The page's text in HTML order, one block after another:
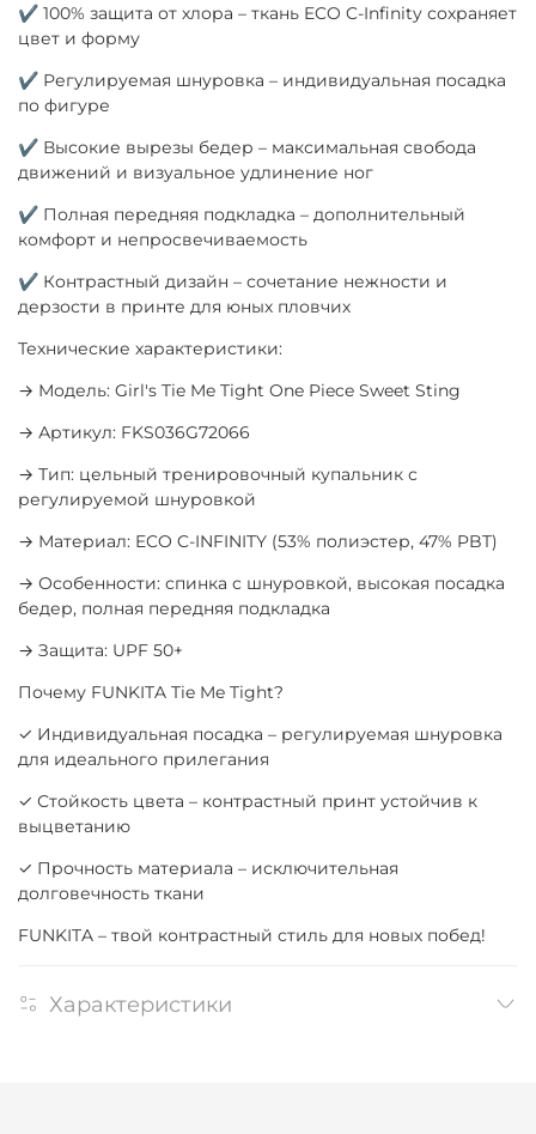
✔ 100% защита от хлора – ткань ECO C-Infinity сохраняет
цвет и форму
✔ Регулируемая шнуровка – индивидуальная посадка
по фигуре
✔ Высокие вырезы бедер – максимальная свобода
движений и визуальное удлинение ног
✔ Полная передняя подкладка – дополнительный
комфорт и непросвечиваемость
✔ Контрастный дизайн – сочетание нежности и
дерзости в принте для юных пловчих
Технические характеристики:
→ Модель: Girl's Tie Me Tight One Piece Sweet Sting
→ Артикул: FKS036G72066
→ Тип: цельный тренировочный купальник с
регулируемой шнуровкой
→ Материал: ECO C-INFINITY (53% полиэстер, 47% PBT)
→ Особенности: спинка с шнуровкой, высокая посадка
бедер, полная передняя подкладка
→ Защита: UPF 50+
Почему FUNKITA Tie Me Tight?
✓ Индивидуальная посадка – регулируемая шнуровка
для идеального прилегания
✓ Стойкость цвета – контрастный принт устойчив к
выцветанию
✓ Прочность материала – исключительная
долговечность ткани
FUNKITA – твой контрастный стиль для новых побед!
Характеристики